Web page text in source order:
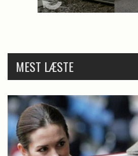
MEST LÆSTE